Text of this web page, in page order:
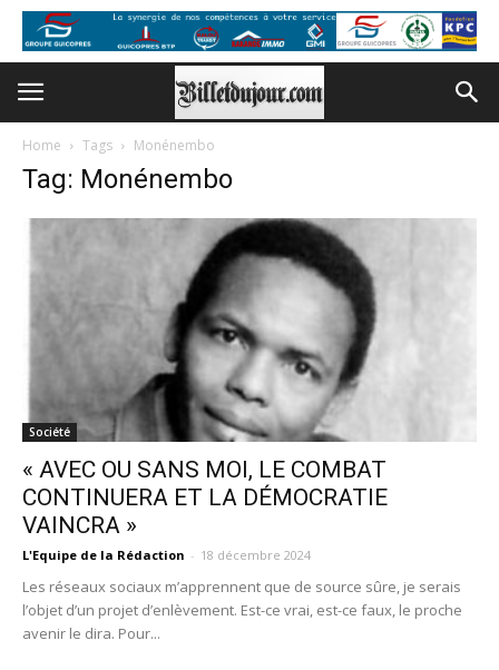
Home Tags Monénembo
Tag: Monénembo
Société
« AVEC OU SANS MOI, LE COMBAT
CONTINUERA ET LA DÉMOCRATIE
VAINCRA »
L'Equipe de la Rédaction - 18 décembre 2024
Les réseaux sociaux m’apprennent que de source sûre, je serais
l’objet d’un projet d’enlèvement. Est-ce vrai, est-ce faux, le proche
avenir le dira. Pour...